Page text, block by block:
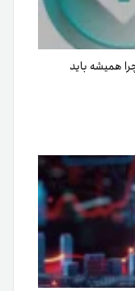
همیشه باید